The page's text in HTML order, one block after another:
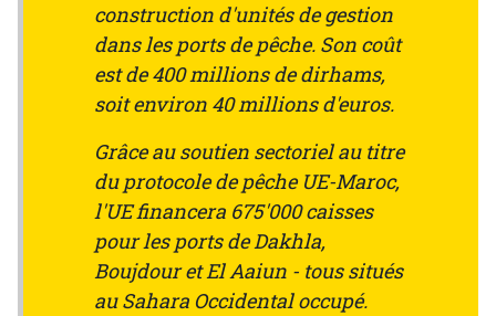
construction d'unités de gestion
dans les ports de pêche. Son coût
est de 400 millions de dirhams,
soit environ 40 millions d'euros.
Grâce au soutien sectoriel au titre
du protocole de pêche UE-Maroc,
l'UE financera 675'000 caisses
pour les ports de Dakhla,
Boujdour et El Aaiun - tous situés
au Sahara Occidental occupé.